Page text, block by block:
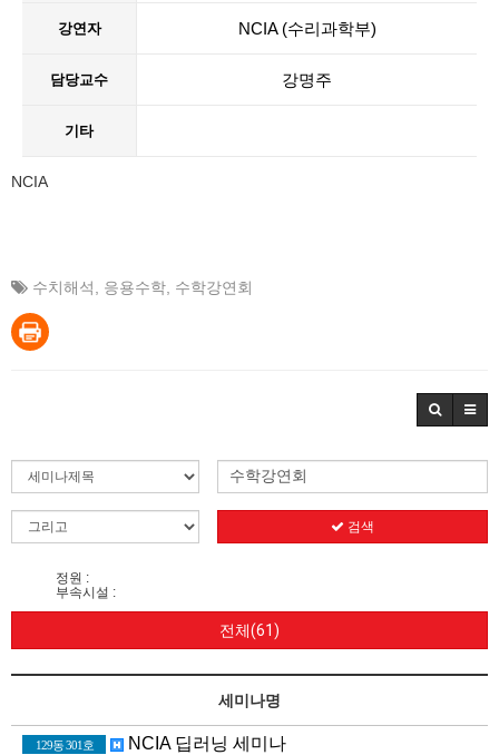
강연자 NCIA (수리과학부)
담당교수 강명주
기타
NCIA
수치해석 응용수학 수학강연회
검색
정원 :
부속시설 :
전체(61)
세미나명
129동 301호 NCIA 딥러닝 세미나